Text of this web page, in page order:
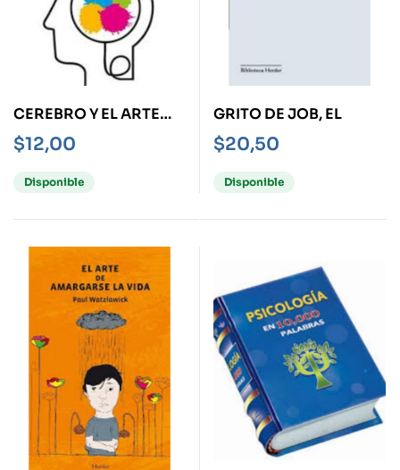
CEREBRO Y EL ARTE
MODERNO, EL
$12,00
Disponible
GRITO DE JOB, EL
$20,50
Disponible